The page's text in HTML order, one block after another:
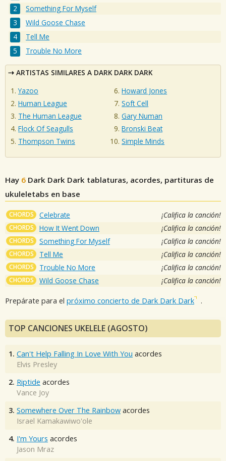
Something For Myself
Wild Goose Chase
Tell Me
Trouble No More
ARTISTAS SIMILARES A DARK DARK DARK
Yazoo
Human League
The Human League
Flock Of Seagulls
Thompson Twins
Howard Jones
Soft Cell
Gary Numan
Bronski Beat
Simple Minds
Hay 6 Dark Dark Dark tablaturas, acordes, partituras de
ukuleletabs en base
CHORDS Celebrate ¡Califica la canción!
CHORDS How It Went Down ¡Califica la canción!
CHORDS Something For Myself ¡Califica la canción!
CHORDS Tell Me ¡Califica la canción!
CHORDS Trouble No More ¡Califica la canción!
CHORDS Wild Goose Chase ¡Califica la canción!
Prepárate para el próximo concierto de Dark Dark Dark .
TOP CANCIONES UKELELE (AGOSTO)
1. Can't Help Falling In Love With You acordes
Elvis Presley
2. Riptide acordes
Vance Joy
3. Somewhere Over The Rainbow acordes
Israel Kamakawiwo'ole
4. I'm Yours acordes
Jason Mraz